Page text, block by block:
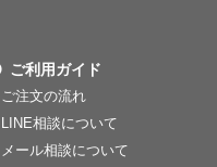
ご利用ガイド
ご注文の流れ
LINE相談について
メール相談について